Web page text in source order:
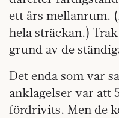
ett års mellanrum.
hela sträckan.)
grund av de
Det enda som var
anklagelser var att
fördrivits. Men de